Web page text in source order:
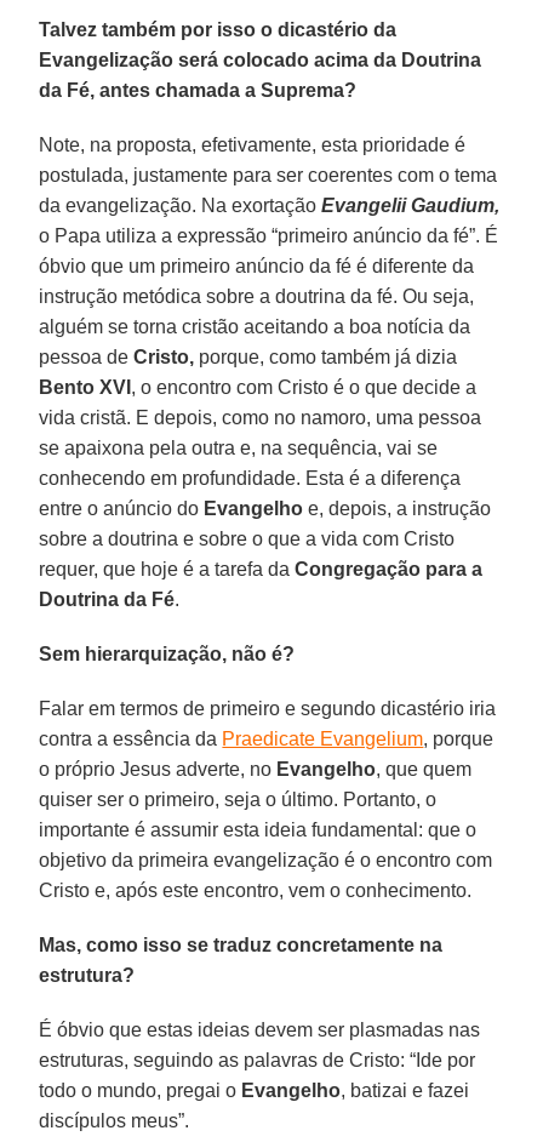
Talvez também por isso o dicastério da
Evangelização será colocado acima da Doutrina
da Fé, antes chamada a Suprema?
Note, na proposta, efetivamente, esta prioridade é
postulada, justamente para ser coerentes com o tema
da evangelização. Na exortaçãoEvangelii Gaudium,
o Papa utiliza a expressão “primeiro anúncio da fé”. É
óbvio que um primeiro anúncio da fé é diferente da
instrução metódica sobre a doutrina da fé. Ou seja,
alguém se torna cristão aceitando a boa notícia da
pessoa deCristo, porque, como também já dizia
Bento XVI , o encontro com Cristo é o que decide a
vida cristã. E depois, como no namoro, uma pessoa
se apaixona pela outra e, na sequência, vai se
conhecendo em profundidade. Esta é a diferença
entre o anúncio do Evangelho e, depois, a instrução
sobre a doutrina e sobre o que a vida com Cristo
requer, que hoje é a tarefa daCongregação para a
Doutrina da Fé.
Sem hierarquização, não é?
Falar em termos de primeiro e segundo dicastério iria
contra a essência da Praedicate Evangelium, porque
o próprio Jesus adverte, no Evangelho, que quem
quiser ser o primeiro, seja o último. Portanto, o
importante é assumir esta ideia fundamental: que o
objetivo da primeira evangelização é o encontro com
Cristo e, após este encontro, vem o conhecimento.
Mas, como isso se traduz concretamente na
estrutura?
É óbvio que estas ideias devem ser plasmadas nas
estruturas, seguindo as palavras de Cristo: “Ide por
todo o mundo, pregai o Evangelho, batizai e fazei
discípulos meus”.